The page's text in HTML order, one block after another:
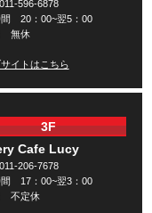
596-6878
間 20：00~翌5：00
無休
イトはこちら
3F
Cafe Lucy
206-7678
間 17：00~翌3：00
不定休